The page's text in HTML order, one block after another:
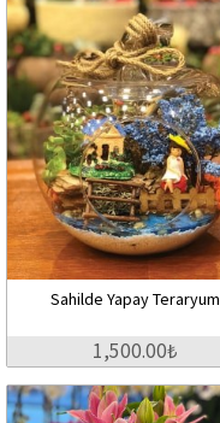
Sahilde Yapay Teraryum
1,500.00₺